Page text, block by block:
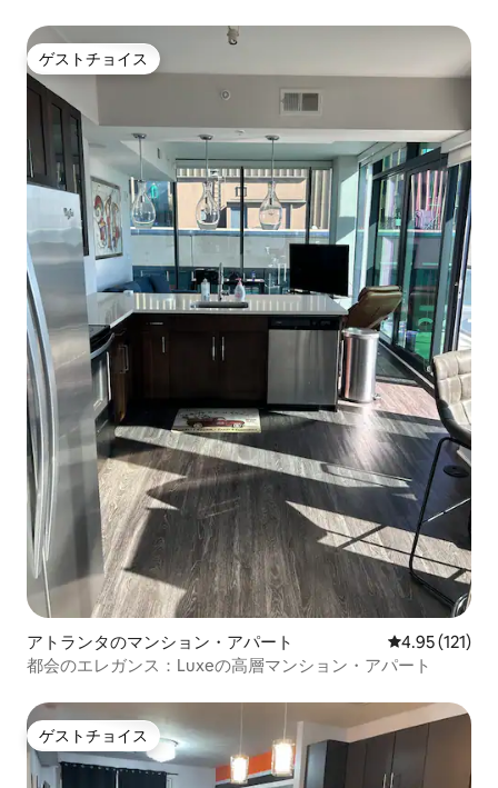
ゲストチョイス
ゲストチョイス
アトランタのマンション・アパート レビュー121
4.95 (121)
都会のエレガンス：Luxeの高層マンション・アパート
ゲストチョイス
ゲストチョイス